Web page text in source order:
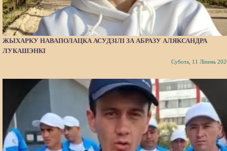
ЖЫХАРКУ НАВАПОЛАЦКА АСУДЗІЛІ ЗА АБРАЗУ АЛЯКСАНДРА
ЛУКАШЭНКІ
Субота, 11 Ліпень